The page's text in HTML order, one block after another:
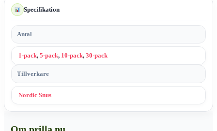
Specifikation
Antal
1-pack, 5-pack, 10-pack, 30-pack
Tillverkare
Nordic Snus